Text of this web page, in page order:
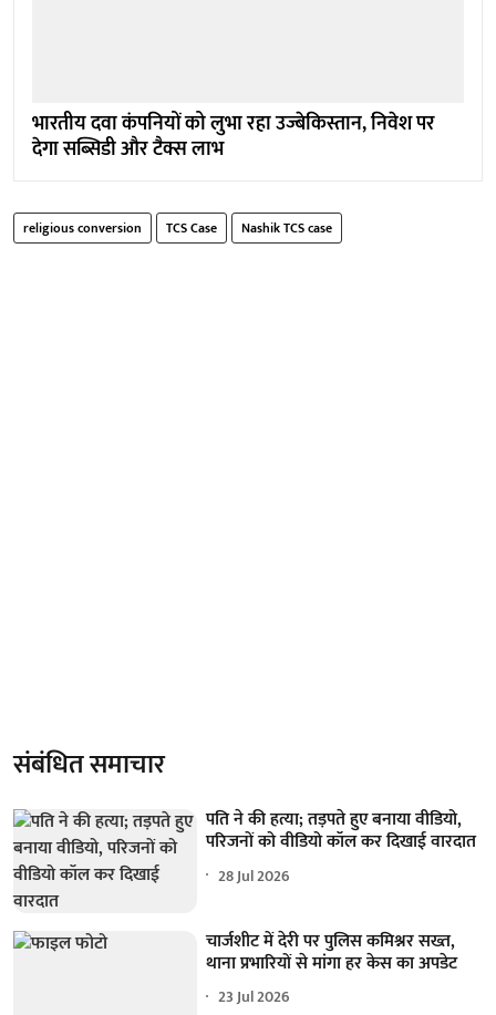
भारतीय दवा कंपनियों को लुभा रहा उज्बेकिस्तान, निवेश पर
देगा सब्सिडी और टैक्स लाभ
religious conversion TCS Case Nashik TCS case
संबंधित समाचार
पति ने की हत्या; तड़पते हुए बनाया वीडियो,
परिजनों को वीडियो कॉल कर दिखाई वारदात
28 Jul 2026
चार्जशीट में देरी पर पुलिस कमिश्नर सख्त,
थाना प्रभारियों से मांगा हर केस का अपडेट
23 Jul 2026